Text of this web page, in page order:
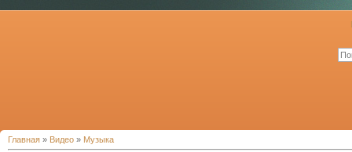
Главная » Видео » Музыка